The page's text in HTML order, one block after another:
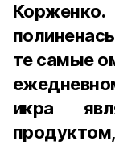
те самые
икра